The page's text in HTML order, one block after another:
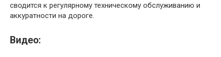
сводится к регулярному техническому обслуживанию и
аккуратности на дороге.
Видео: